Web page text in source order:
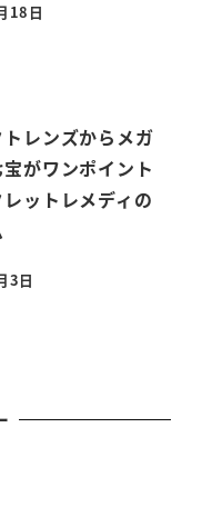
18日
レンズからメガ
がワンポイント
ットレメディの
3日